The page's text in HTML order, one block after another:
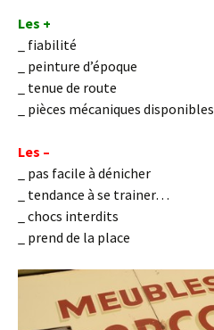
Les +
_ fiabilité
_ peinture d’époque
_ tenue de route
_ pièces mécaniques disponibles
Les –
_ pas facile à dénicher
_ tendance à se trainer…
_ chocs interdits
_ prend de la place